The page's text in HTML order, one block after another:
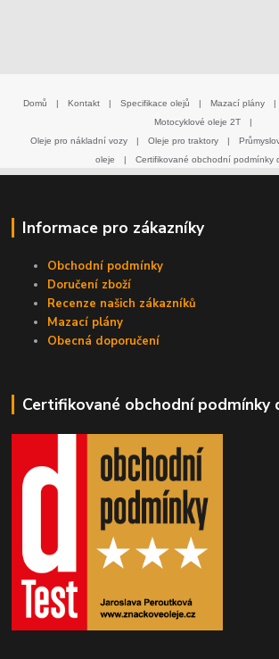
Domů | Kontakt | Specifikace olejů | Mazací plány |
Motocyklové oleje 2T
|
Oleje pro nákladní vozy
| Oleje pro traktory |
oleje
| Certifikované obchodní podmínky
Informace pro zákazníky
Obchodní podmínky
Doručení zboží
Recenze našich zákazníků
Mazací plány
Obecná doporučení
Certifikované obchodní podmínky